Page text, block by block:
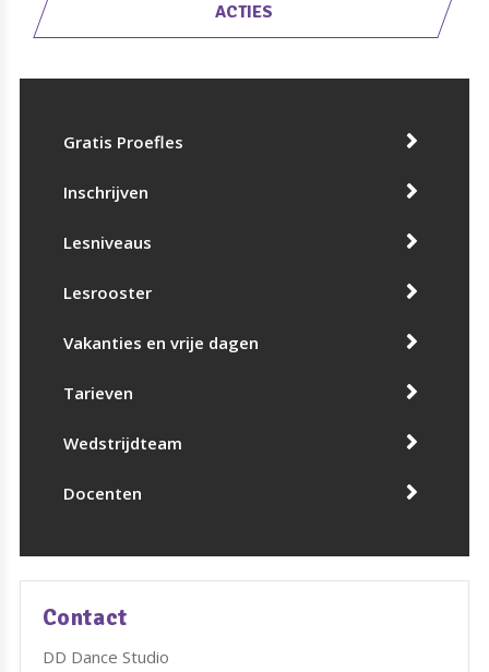
ACTIES
Gratis Proefles
Inschrijven
Lesniveaus
Lesrooster
Vakanties en vrije dagen
Tarieven
Wedstrijdteam
Docenten
Contact
DD Dance Studio